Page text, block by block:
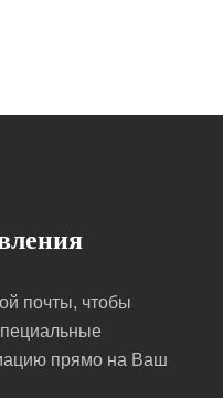
почты, чтобы
прямо на Ваш